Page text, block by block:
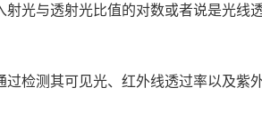
射光与透射光比值的对数或者说是光线
过检测其可见光、红外线透过率以及紫